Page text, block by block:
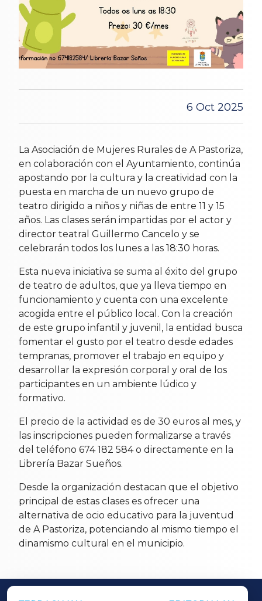
6 Oct 2025
La Asociación de Mujeres Rurales de A Pastoriza,
en colaboración con el Ayuntamiento, continúa
apostando por la cultura y la creatividad con la
puesta en marcha de un nuevo grupo de
teatro dirigido a niños y niñas de entre 11 y 15
años. Las clases serán impartidas por el actor y
director teatral Guillermo Cancelo y se
celebrarán todos los lunes a las 18:30 horas.
Esta nueva iniciativa se suma al éxito del grupo
de teatro de adultos, que ya lleva tiempo en
funcionamiento y cuenta con una excelente
acogida entre el público local. Con la creación
de este grupo infantil y juvenil, la entidad busca
fomentar el gusto por el teatro desde edades
tempranas, promover el trabajo en equipo y
desarrollar la expresión corporal y oral de los
participantes en un ambiente lúdico y
formativo.
El precio de la actividad es de 30 euros al mes, y
las inscripciones pueden formalizarse a través
del teléfono 674 182 584 o directamente en la
Librería Bazar Sueños.
Desde la organización destacan que el objetivo
principal de estas clases es ofrecer una
alternativa de ocio educativo para la juventud
de A Pastoriza, potenciando al mismo tiempo el
dinamismo cultural en el municipio.